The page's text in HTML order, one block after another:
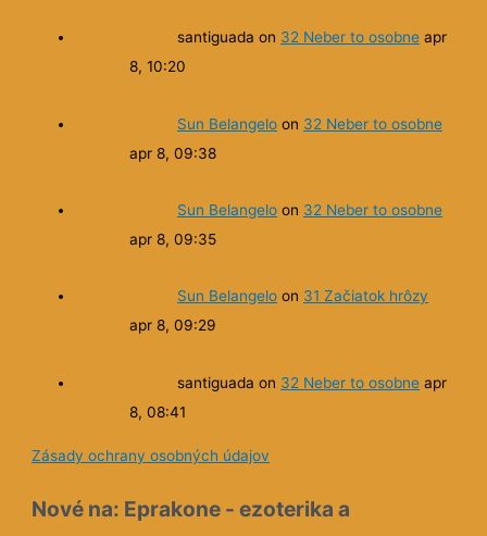
santiguada on 32 Neber to osobne apr
8, 10:20
Sun Belangelo on 32 Neber to osobne
apr 8, 09:38
Sun Belangelo on 32 Neber to osobne
apr 8, 09:35
Sun Belangelo on 31 Začiatok hrôzy
apr 8, 09:29
santiguada on 32 Neber to osobne apr
8, 08:41
Zásady ochrany osobných údajov
Nové na: Eprakone - ezoterika a